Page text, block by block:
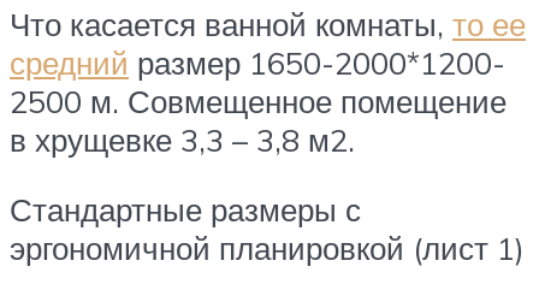
Что касается ванной комнаты, то ее
средний размер 1650-2000*1200-
2500 м. Совмещенное помещение
в хрущевке 3,3 – 3,8 м2.
Стандартные размеры с
эргономичной планировкой (лист 1)